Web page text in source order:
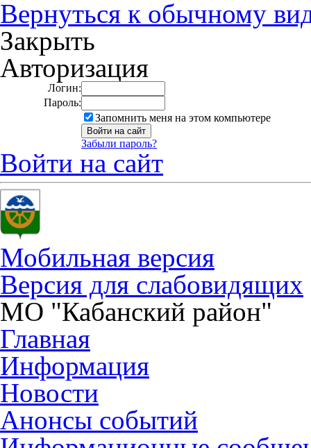
Вернуться к обычному
Закрыть
Авторизация
Логин:
Пароль:
Запомнить меня на этом компьютере
Забыли пароль?
Войти на сайт
Мобильная версия
Версия для слабовидящих
МО "Кабанский район"
Главная
Информация
Новости
Анонсы событий